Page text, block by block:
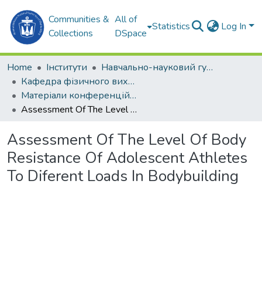
Communities &
Collections
All of
DSpace
Statistics Log In
Home Інститути
Навчально-науковий гуманітарний інститут (ННГІ)
Кафедра фізичного виховання та спорту (ФВтаС)
Матеріали конференцій (ФВтаС)
Assessment Of The Level Of Body Resistance Of Adolescent Athletes To Diferent Loads In Bodybuilding
Assessment Of The Level Of Body
Resistance Of Adolescent Athletes
To Diferent Loads In Bodybuilding